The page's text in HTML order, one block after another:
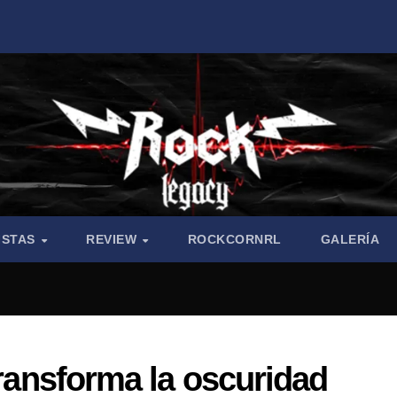
REVIEW ROCKCORNRL GALERÍA
la oscuridad